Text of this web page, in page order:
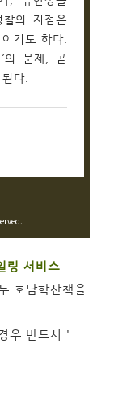
의 지점은
기도 하다.
의 문제, 곧
다.
링 서비스
호남학산책을
우 반드시 '